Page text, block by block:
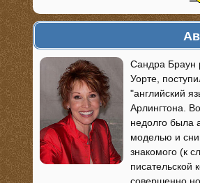
Сандра Браун
Уорте,
"английский
Арлингтона.
недолго была
моделью и
знакомого (к
писательской